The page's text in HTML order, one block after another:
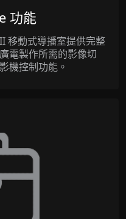
功能
移動式導播室提供完整
電製作所需的影像切
機控制功能。